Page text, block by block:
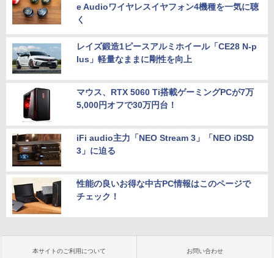
e Audioワイヤレスイヤフォン4機種を一気に聴
く
レイズ鍛造1ピースアルミホイール「CE28 N-p
lus」軽量なままに剛性を向上
マウス、RTX 5060 Ti搭載ゲーミングPCが7万
5,000円オフで30万円台！
iFi audio主力「NEO Stream 3」「NEO iDSD
3」に迫る
性能の良いお得な中古PC情報はこのページで
チェック！
本サイトのご利用について お問い合わせ